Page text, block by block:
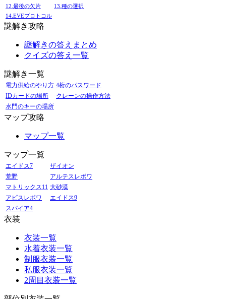
12.最後の欠片
13.種の選択
14.EVEプロトコル
謎解き攻略
謎解きの答えまとめ
クイズの答え一覧
謎解き一覧
電力供給のやり方 4桁のパスワード
IDカードの場所
クレーンの操作方法
水門のキーの場所
マップ攻略
マップ一覧
マップ一覧
エイドス7
ザイオン
荒野
アルテスレボワ
マトリックス11 大砂漠
アビスレボワ
エイドス9
スパイア4
衣装
衣装一覧
水着衣装一覧
制服衣装一覧
私服衣装一覧
2周目衣装一覧